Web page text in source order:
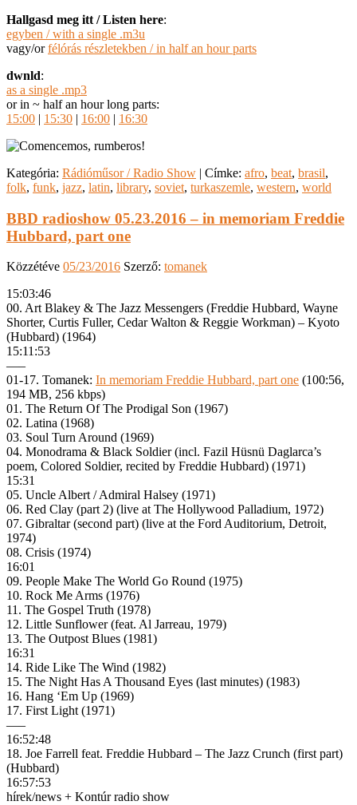
Hallgasd meg itt / Listen here:
egyben / with a single .m3u
vagy/orfélórás részletekben / in half an hour parts
dwnld:
as a single .mp3
or in ~ half an hour long parts:
15:00 | 15:30 | 16:00 | 16:30
Kategória: Rádióműsor / Radio Show | Címke: afro, beat, brasil,
folk, funk, jazz, latin, library, soviet, turkaszemle, western, world
BBD radioshow 05.23.2016 – in memoriam Freddie
Hubbard, part one
Közzétéve 05/23/2016 Szerző: tomanek
15:03:46
00. Art Blakey & The Jazz Messengers (Freddie Hubbard, Wayne
Shorter, Curtis Fuller, Cedar Walton & Reggie Workman) – Kyoto
(Hubbard) (1964)
15:11:53
—–
01-17. Tomanek: In memoriam Freddie Hubbard, part one (100:56,
194 MB, 256 kbps)
01. The Return Of The Prodigal Son (1967)
02. Latina (1968)
03. Soul Turn Around (1969)
04. Monodrama & Black Soldier (incl. Fazil Hüsnü Daglarca’s
poem, Colored Soldier, recited by Freddie Hubbard) (1971)
15:31
05. Uncle Albert / Admiral Halsey (1971)
06. Red Clay (part 2) (live at The Hollywood Palladium, 1972)
07. Gibraltar (second part) (live at the Ford Auditorium, Detroit,
1974)
08. Crisis (1974)
16:01
09. People Make The World Go Round (1975)
10. Rock Me Arms (1976)
11. The Gospel Truth (1978)
12. Little Sunflower (feat. Al Jarreau, 1979)
13. The Outpost Blues (1981)
16:31
14. Ride Like The Wind (1982)
15. The Night Has A Thousand Eyes (last minutes) (1983)
16. Hang ‘Em Up (1969)
17. First Light (1971)
—–
16:52:48
18. Joe Farrell feat. Freddie Hubbard – The Jazz Crunch (first part)
(Hubbard)
16:57:53
hírek/news + Kontúr radio show